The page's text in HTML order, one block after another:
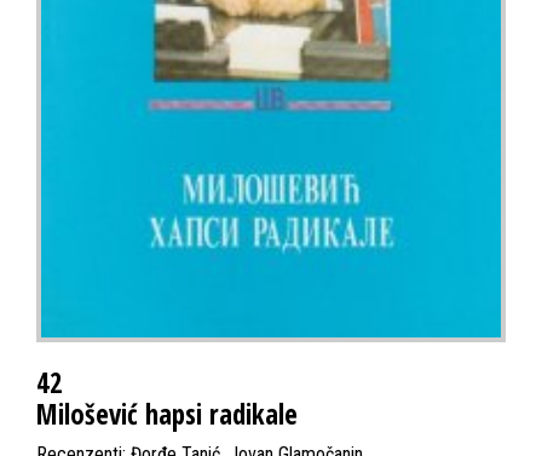
42
Milošević hapsi radikale